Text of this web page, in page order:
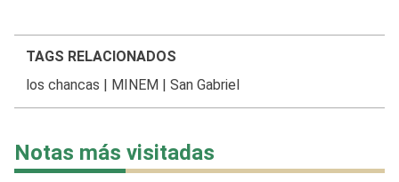
TAGS RELACIONADOS
los chancas
MINEM San Gabriel
Notas más visitadas